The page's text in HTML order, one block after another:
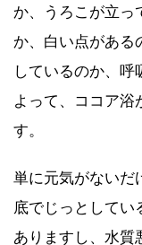
か、うろこが立っ
か、白い点がある
しているのか、
よって、ココア浴
す。
単に元気がないだ
底でじっとしてい
ありますし、水質